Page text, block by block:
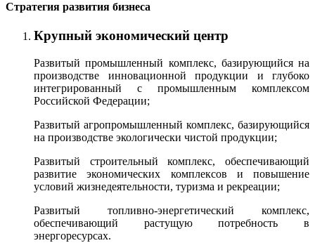
Стратегия развития бизнеса
Крупный экономический центр
Развитый промышленный комплекс, базирующийся на
производстве инновационной продукции и глубоко
интегрированный с промышленным комплексом
Российской Федерации;
Развитый агропромышленный комплекс, базирующийся
на производстве экологически чистой продукции;
Развитый строительный комплекс, обеспечивающий
развитие экономических комплексов и повышение
условий жизнедеятельности, туризма и рекреации;
Развитый топливно-энергетический комплекс,
обеспечивающий растущую потребность в
энергоресурсах.